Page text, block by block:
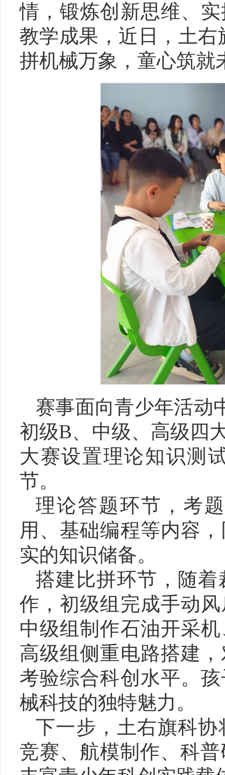
情，锻炼创新思维、
教学成果，近日，土
拼机械万象，童心筑就
赛事面向青少年活动
初级B、中级、高级四
大赛设置理论知识测
节。
理论答题环节，考
用、基础编程等内容
实的知识储备。
搭建比拼环节，随
作，初级组完成手动
中级组制作石油开采
高级组侧重电路搭建
考验综合科创水平。
械科技的独特魅力。
下一步，土右旗科
竞赛、航模制作、科